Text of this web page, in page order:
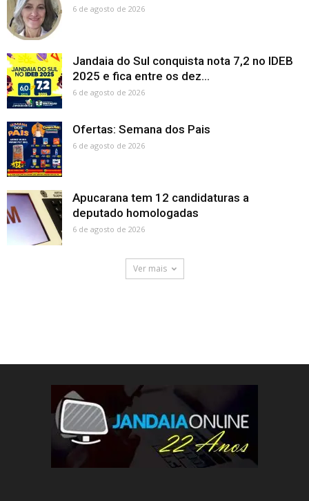
6 de agosto de 2026
Jandaia do Sul conquista nota 7,2 no IDEB
2025 e fica entre os dez...
6 de agosto de 2026
Ofertas: Semana dos Pais
6 de agosto de 2026
Apucarana tem 12 candidaturas a
deputado homologadas
6 de agosto de 2026
Ver mais